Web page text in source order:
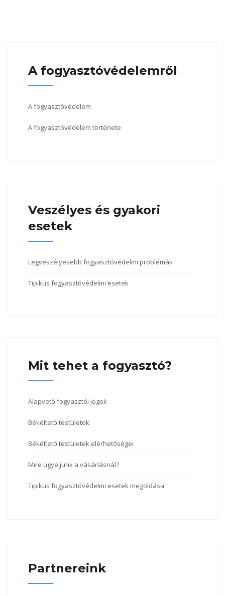
A fogyasztóvédelemről
A fogyasztóvédelem
A fogyasztóvédelem története
Veszélyes és gyakori
esetek
Legveszélyesebb fogyasztóvédelmi problémák
Tipikus fogyasztóvédelmi esetek
Mit tehet a fogyasztó?
Alapvető fogyasztói jogok
Békéltető testületek
Békéltető testületek elérhetőségei
Mire ügyeljünk a vásárlásnál?
Tipikus fogyasztóvédelmi esetek megoldása
Partnereink